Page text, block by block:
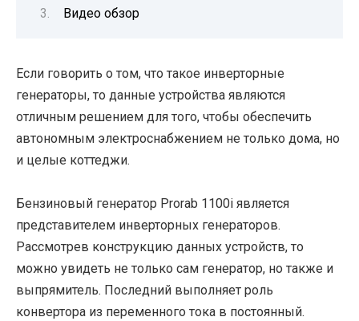
Видео обзор
Если говорить о том, что такое инверторные
генераторы, то данные устройства являются
отличным решением для того, чтобы обеспечить
автономным электроснабжением не только дома, но
и целые коттеджи.
Бензиновый генератор Prorab 1100i является
представителем инверторных генераторов.
Рассмотрев конструкцию данных устройств, то
можно увидеть не только сам генератор, но также и
выпрямитель. Последний выполняет роль
конвертора из переменного тока в постоянный.